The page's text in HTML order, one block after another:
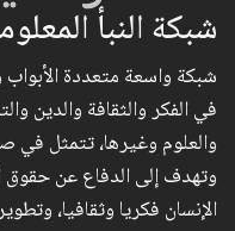
شبكة النبأ
شبكة واسعة متعددة
في الفكر والثقافة والدين
والعلوم وغيرها، تتمثل في
وتهدف إلى الدفاع عن حقوق
الإنسان فكريا وثقافيا،